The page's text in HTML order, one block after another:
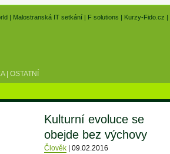
| Malostranská IT setkání | F solutions | Kurzy-Fido.cz |
| OSTATNÍ
Kulturní evoluce se
obejde bez výchovy
Člověk| 09.02.2016